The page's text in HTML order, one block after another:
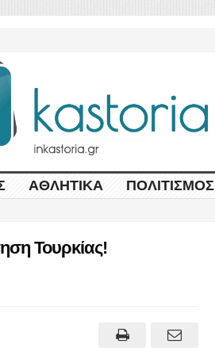
ΑΘΛΗΤΙΚΆ ΠΟΛΙΤΙΣΜΌΣ
Τουρκίας!